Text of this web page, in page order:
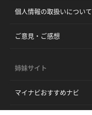
個人情報の取扱いについて
ご意見・ご感想
姉妹サイト
マイナビおすすめナビ